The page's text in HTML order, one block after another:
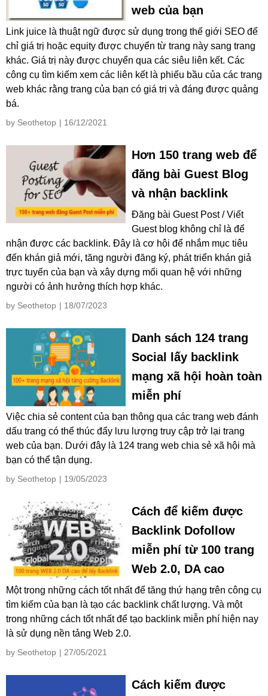
web của bạn
Link juice là thuật ngữ được sử dụng trong thế giới SEO để
chỉ giá trị hoặc equity được chuyển từ trang này sang trang
khác. Giá trị này được chuyển qua các siêu liên kết. Các
công cụ tìm kiếm xem các liên kết là phiếu bầu của các trang
web khác rằng trang của bạn có giá trị và đáng được quảng
bá.
by Seothetop | 16/12/2021
Hơn 150 trang web để
đăng bài Guest Blog
và nhận backlink
Đăng bài Guest Post / Viết
Guest blog không chỉ là để
nhận được các backlink. Đây là cơ hội để nhắm mục tiêu
đến khán giả mới, tăng người đăng ký, phát triển khán giả
trực tuyến của bạn và xây dựng mối quan hệ với những
người có ảnh hưởng thích hợp khác.
by Seothetop | 18/07/2023
Danh sách 124 trang
Social lấy backlink
mạng xã hội hoàn toàn
miễn phí
Việc chia sẻ content của bạn thông qua các trang web đánh
dấu trang có thể thúc đẩy lưu lượng truy cập trở lại trang
web của bạn. Dưới đây là 124 trang web chia sẻ xã hội mà
bạn có thể tận dụng.
by Seothetop | 19/05/2023
Cách để kiếm được
Backlink Dofollow
miễn phí từ 100 trang
Web 2.0, DA cao
Một trong những cách tốt nhất để tăng thứ hạng trên công cụ
tìm kiếm của bạn là tạo các backlink chất lượng. Và một
trong những cách tốt nhất để tạo backlink miễn phí hiện nay
là sử dụng nền tảng Web 2.0.
by Seothetop | 27/05/2021
Cách kiếm được